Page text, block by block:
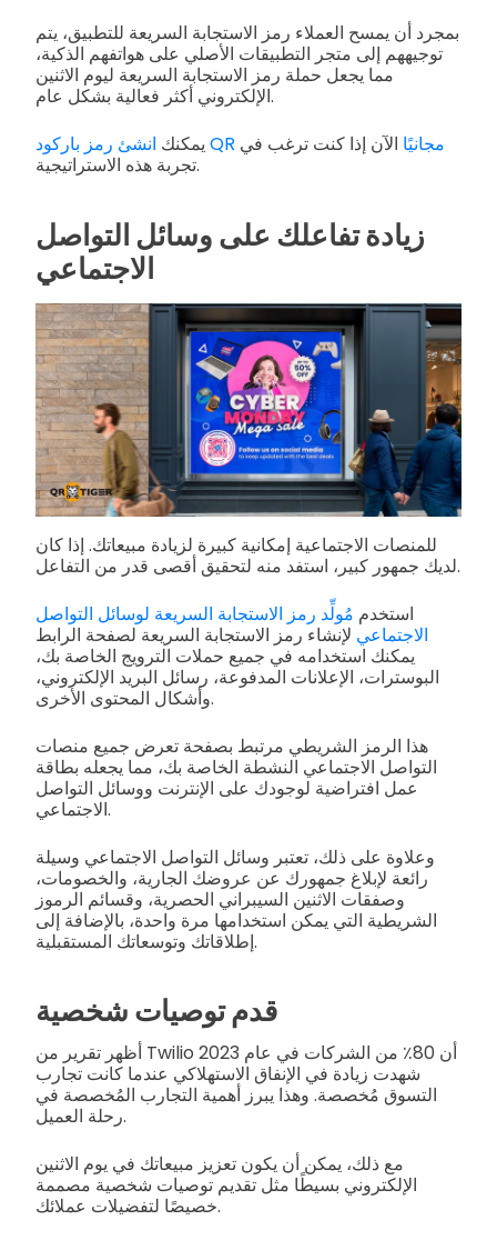
بمجرد أن يمسح العملاء رمز الاستجابة السريعة للتطبيق، يتم
توجيههم إلى متجر التطبيقات الأصلي على هواتفهم الذكية،
مما يجعل حملة رمز الاستجابة السريعة ليوم الاثنين
الإلكتروني أكثر فعالية بشكل عام.
يمكنك
انشئ رمز باركود QR مجانيًا الآن إذا كنت ترغب في
تجربة هذه الاستراتيجية.
زيادة تفاعلك على وسائل التواصل
الاجتماعي
للمنصات الاجتماعية إمكانية كبيرة لزيادة مبيعاتك. إذا كان
لديك جمهور كبير، استفد منه لتحقيق أقصى قدر من التفاعل.
استخدم مُولِّد رمز الاستجابة السريعة لوسائل التواصل
الاجتماعي لإنشاء رمز الاستجابة السريعة لصفحة الرابط
يمكنك استخدامه في جميع حملات الترويج الخاصة بك،
البوسترات، الإعلانات المدفوعة، رسائل البريد الإلكتروني،
وأشكال المحتوى الأخرى.
هذا الرمز الشريطي مرتبط بصفحة تعرض جميع منصات
التواصل الاجتماعي النشطة الخاصة بك، مما يجعله بطاقة
عمل افتراضية لوجودك على الإنترنت ووسائل التواصل
الاجتماعي.
وعلاوة على ذلك، تعتبر وسائل التواصل الاجتماعي وسيلة
رائعة لإبلاغ جمهورك عن عروضك الجارية، والخصومات،
وصفقات الاثنين السيبراني الحصرية، وقسائم الرموز
الشريطية التي يمكن استخدامها مرة واحدة، بالإضافة إلى
إطلاقاتك وتوسعاتك المستقبلية.
قدم توصيات شخصية
أظهر تقرير من Twilio أن 80٪ من الشركات في عام 2023
شهدت زيادة في الإنفاق الاستهلاكي عندما كانت تجارب
التسوق مُخصصة. وهذا يبرز أهمية التجارب المُخصصة في
رحلة العميل.
مع ذلك، يمكن أن يكون تعزيز مبيعاتك في يوم الاثنين
الإلكتروني بسيطًا مثل تقديم توصيات شخصية مصممة
خصيصًا لتفضيلات عملائك.